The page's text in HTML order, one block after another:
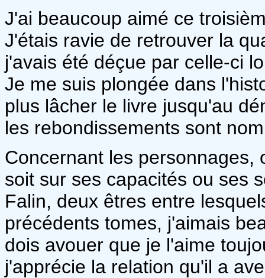
J'ai beaucoup aimé ce
J'étais ravie de retrouver la
j'avais été déçue par celle-ci
Je me suis plongée dans
plus lâcher le livre jusqu'au
les rebondissements sont
Concernant les personnages,
soit sur ses capacités ou ses
Falin, deux êtres entre
précédents tomes, j'aimais
dois avouer que je l'aime
j'apprécie la relation qu'il a